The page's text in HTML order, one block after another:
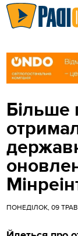
Більше
ПОНЕДІЛОК, 09